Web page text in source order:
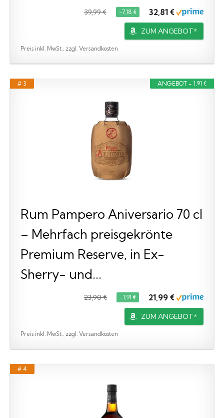
39,99 € −7,18 € 32,81 €
ZUM ANGEBOT*
Preis inkl. MwSt., zzgl. Versandkosten
ANGEBOT - 1,91 €
# 3
Rum Pampero Aniversario 70 cl
– Mehrfach preisgekrönte
Premium Reserve, in Ex-
Sherry- und...
23,90 € −1,91 € 21,99 €
ZUM ANGEBOT*
Preis inkl. MwSt., zzgl. Versandkosten
# 4